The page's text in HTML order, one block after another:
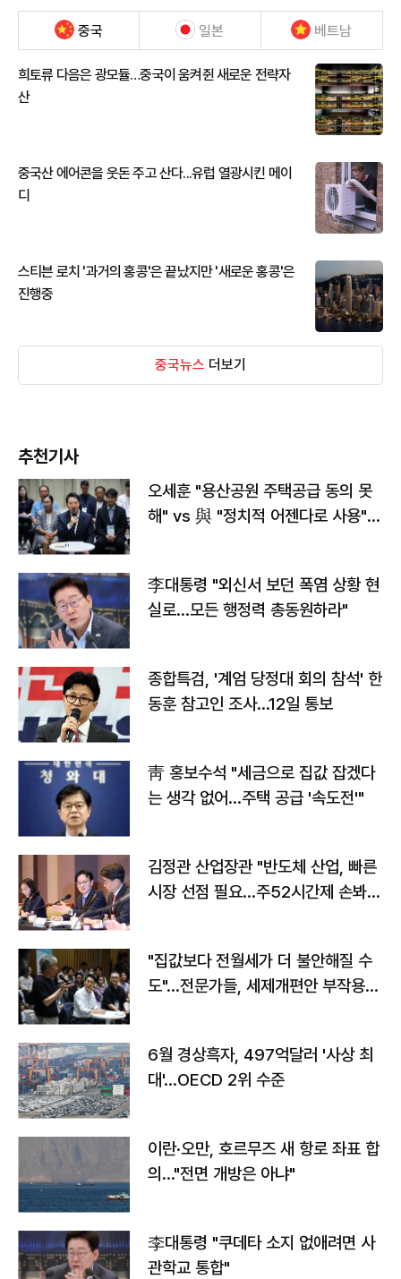
중국 일본 베트남
희토류 다음은 광모듈…중국이 움켜쥔 새로운 전략자
산
중국산 에어콘을 웃돈 주고 산다...유럽 열광시킨 메이
디
스티븐 로치 '과거의 홍콩'은 끝났지만 '새로운 홍콩'은
진행중
중국뉴스 더보기
추천기사
오세훈 "용산공원 주택공급 동의 못
해" vs 與 "정치적 어젠다로 사용"
李대통령 "외신서 보던 폭염 상황 현
실로…모든 행정력 총동원하라"
종합특검, '계엄 당정대 회의 참석' 한
동훈 참고인 조사...12일 통보
靑 홍보수석 "세금으로 집값 잡겠다
는 생각 없어…주택 공급 '속도전'"
김정관 산업장관 "반도체 산업, 빠른
시장 선점 필요…주52시간제 손봐
"집값보다 전월세가 더 불안해질 수
도"…전문가들, 세제개편안 부작용
6월 경상흑자, 497억달러 '사상 최
대'…OECD 2위 수준
이란·오만, 호르무즈 새 항로 좌표 합
의…"전면 개방은 아냐"
李대통령 "쿠데타 소지 없애려면 사
관학교 통합"